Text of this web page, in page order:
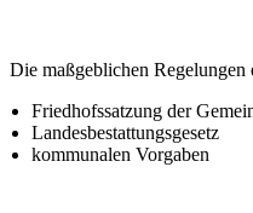
Die maßgeblichen Regelungen
Friedhofssatzung der
Landesbestattungsgesetz
kommunalen Vorgaben